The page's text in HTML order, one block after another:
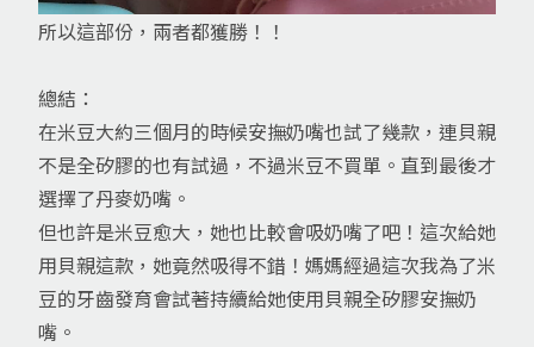
所以這部份，兩者都獲勝！！
總結：
在米豆大約三個月的時候安撫奶嘴也試了幾款，連貝親
不是全矽膠的也有試過，不過米豆不買單。直到最後才
選擇了丹麥奶嘴。
但也許是米豆愈大，她也比較會吸奶嘴了吧！這次給她
用貝親這款，她竟然吸得不錯！媽媽經過這次我為了米
豆的牙齒發育會試著持續給她使用貝親全矽膠安撫奶
嘴。